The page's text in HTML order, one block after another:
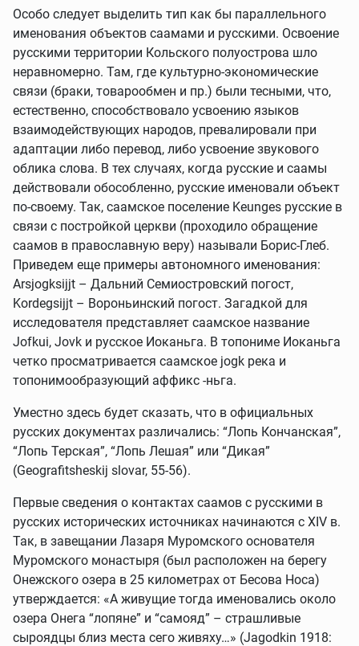
Особо следует выделить тип как бы параллельного
именования объектов саамами и русскими. Освоение
русскими территории Кольского полуострова шло
неравномерно. Там, где культурно-экономические
связи (браки, товарообмен и пр.) были тесными, что,
естественно, способствовало усвоению языков
взаимодействующих народов, превалировали при
адаптации либо перевод, либо усвоение звукового
облика слова. В тех случаях, когда русские и саамы
действовали обособленно, русские именовали объект
по-своему. Так, саамское поселение Keunges русские в
связи с постройкой церкви (проходило обращение
саамов в православную веру) называли Борис-Глеб.
Приведем еще примеры автономного именования:
Arsjogksijjt – Дальний Семиостровский погост,
Kordegsijjt – Вороньинский погост. Загадкой для
исследователя представляет саамское название
Jofkui, Jovk и русское Иоканьга. В топониме Иоканьга
четко просматривается саамское jogk река и
топонимообразующий аффикс -ньга.
Уместно здесь будет сказать, что в официальных
русских документах различались: “Лопь Кончанская”,
“Лопь Терская”, “Лопь Лешая” или “Дикая”
(Geografitsheskij slovar, 55-56).
Первые сведения о контактах саамов с русскими в
русских исторических источниках начинаются с XIV в.
Так, в завещании Лазаря Муромского основателя
Муромского монастыря (был расположен на берегу
Онежского озера в 25 километрах от Бесова Носа)
утверждается: «А живущие тогда именовались около
озера Онега “лопяне” и “самояд” – страшливые
сыроядцы близ места сего живяху…» (Jagodkin 1918: